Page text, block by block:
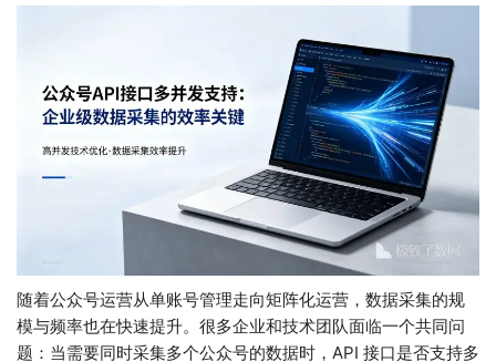
随着公众号运营从单账号管理走向矩阵化运营，数据采集的规
模与频率也在快速提升。很多企业和技术团队面临一个共同问
题：当需要同时采集多个公众号的数据时，API 接口是否支持多